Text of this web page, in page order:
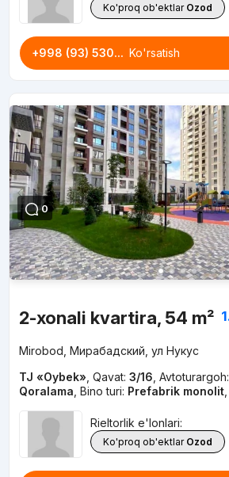
Ko'proq ob'ektlar Ozod
+998 (93) 530... Ko'rsatish
0
2-xonali kvartira, 54 m²
Mirobod, Мирабадский, ул Нукус
TJ «Oybek» Qavat: 3/16 Avtoturargoh:
Qoralama Bino turi: Prefabrik monolit,
Rieltorlik e'lonlari:
Ko'proq ob'ektlar Ozod